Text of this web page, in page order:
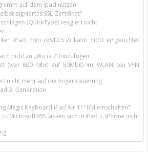
auf dem Ipad nutzen
signiertes SSL-Zertifikat?
(QuickType) reagiert nicht
iPad mini (os12.5.2) kann nicht eingerichtet
nicht zu „Wo ist?“ hinzufügen
(von 800 Mbit auf 50Mbit) im WLAN bei VPN
nicht mehr auf die fingersteuerung
3. Generation
Magic Keyboard iPad Air 11’’ M4 einschalten?
Microsoft365 lassen sich in iPad u. iPhone nicht